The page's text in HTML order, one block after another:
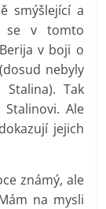
smýšlející a
se v tomto
v boji o
nebyly
Tak
Ale
jejich
známý, ale
na mysli